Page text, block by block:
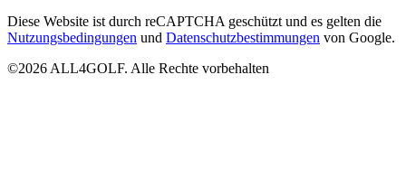
Diese Website ist durch reCAPTCHA geschützt und es gelten die
Nutzungsbedingungen und Datenschutzbestimmungen von Google.
©2026 ALL4GOLF. Alle Rechte vorbehalten